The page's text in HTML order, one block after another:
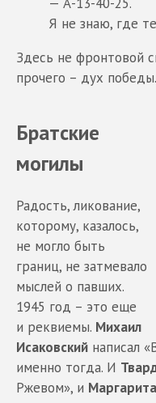
Я не знаю, где
Здесь не фронтовой
прочего – дух победы.
Братские
могилы
Радость, ликование,
которому, казалось,
не могло быть
границ, не затмевало
мыслей о павших.
1945 год – это еще
и реквиемы. Михаил
Исаковский написал
именно тогда. И
Ржевом», и